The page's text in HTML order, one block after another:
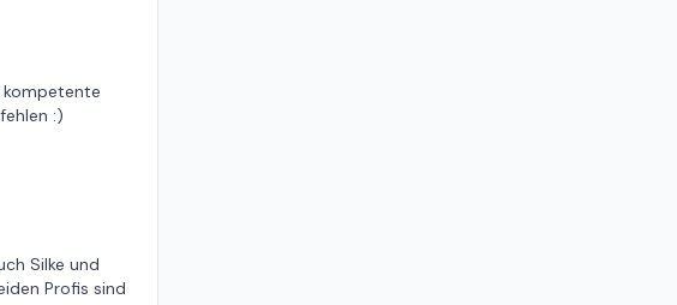
kompetente
:)
Silke und
Profis sind